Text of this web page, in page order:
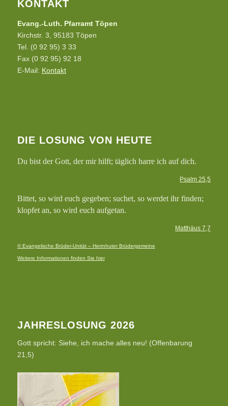
KONTAKT
Evang.-Luth. Pfarramt Töpen
Kirchstr. 3, 95183 Töpen
Tel. (0 92 95) 3 33
Fax (0 92 95) 92 18
E-Mail: Kontakt
DIE LOSUNG VON HEUTE
Du bist der Gott, der mir hilft; täglich harre ich auf dich.
Psalm 25,5
Bittet, so wird euch gegeben; suchet, so werdet ihr finden;
klopfet an, so wird euch aufgetan.
Matthäus 7,7
© Evangelische Brüder-Unität – Herrnhuter Brüdergemeine
Weitere Informationen finden Sie hier
JAHRESLOSUNG 2026
Gott spricht: Siehe, ich mache alles neu! (Offenbarung
21,5)